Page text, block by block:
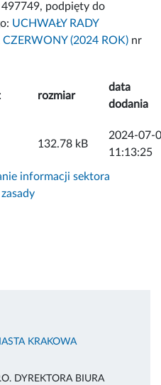
podpięty do
UCHWAŁY RADY
CZERWONY (2024 ROK) nr
rozmiar
data
dodania
132.78 kB
2024-07-
11:13:25
informacji sektora
KRAKOWA
DYREKTORA BIURA